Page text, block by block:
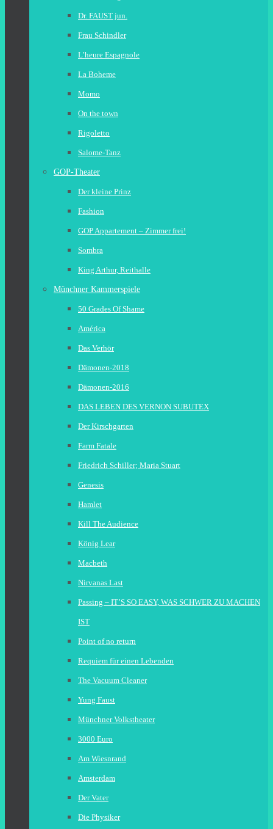
Dr. FAUST jun.
Frau Schindler
L’heure Espagnole
La Boheme
Momo
On the town
Rigoletto
Salome-Tanz
GOP-Theater
Der kleine Prinz
Fashion
GOP Appartement – Zimmer frei!
Sombra
King Arthur, Reithalle
Münchner Kammerspiele
50 Grades Of Shame
América
Das Verhör
Dämonen-2018
Dämonen-2016
DAS LEBEN DES VERNON SUBUTEX
Der Kirschgarten
Farm Fatale
Friedrich Schiller; Maria Stuart
Genesis
Hamlet
Kill The Audience
König Lear
Macbeth
Nirvanas Last
Passing – IT’S SO EASY, WAS SCHWER ZU MACHEN
IST
Point of no return
Requiem für einen Lebenden
The Vacuum Cleaner
Yung Faust
Münchner Volkstheater
3000 Euro
Am Wiesnrand
Amsterdam
Der Vater
Die Physiker